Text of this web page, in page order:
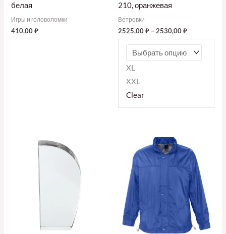
белая
Игры и головоломки
410,00₽
210, оранжевая
Ветровки
2525,00₽ –2530,00₽
XL
XXL
Clear